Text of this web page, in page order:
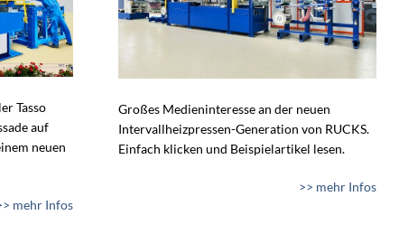
Tasso
auf
neuen
mehr Infos
Großes Medieninteresse an der neuen
Intervallheizpressen-Generation von RUCKS.
Einfach klicken und Beispielartikel lesen.
>> mehr Infos